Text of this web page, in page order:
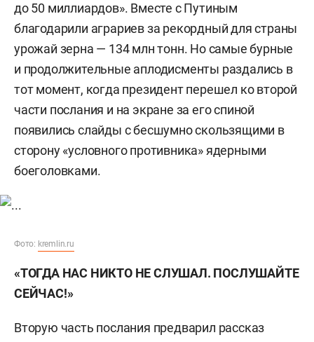
до 50 миллиардов». Вместе с Путиным
благодарили аграриев за рекордный для страны
урожай зерна — 134 млн тонн. Но самые бурные
и продолжительные аплодисменты раздались в
тот момент, когда президент перешел ко второй
части послания и на экране за его спиной
появились слайды с бесшумно скользящими в
сторону «условного противника» ядерными
боеголовками.
Фото: kremlin.ru
«ТОГДА НАС НИКТО НЕ СЛУШАЛ. ПОСЛУШАЙТЕ
СЕЙЧАС!»
Вторую часть послания предварил рассказ